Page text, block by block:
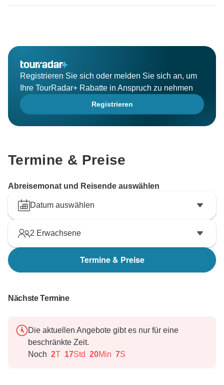
Registrieren Sie sich oder melden Sie sich an, um
Ihre TourRadar+ Rabatte in Anspruch zu nehmen
Registrieren
Termine & Preise
Abreisemonat und Reisende auswählen
Datum auswählen
2 Erwachsene
Termine & Preise
Nächste Termine
Die aktuellen Angebote gibt es nur für eine
beschränkte Zeit.
Noch 2T 17Std 20Min 6S